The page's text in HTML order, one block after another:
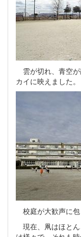
雲が切れ、青空
カイに映えました。
校庭が大歓声に包
現在、凧はほと